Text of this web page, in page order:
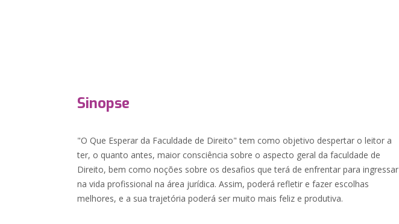
Sinopse
"O Que Esperar da Faculdade de Direito" tem como objetivo despertar o leitor a
ter, o quanto antes, maior consciência sobre o aspecto geral da faculdade de
Direito, bem como noções sobre os desafios que terá de enfrentar para ingressar
na vida profissional na área jurídica. Assim, poderá refletir e fazer escolhas
melhores, e a sua trajetória poderá ser muito mais feliz e produtiva.